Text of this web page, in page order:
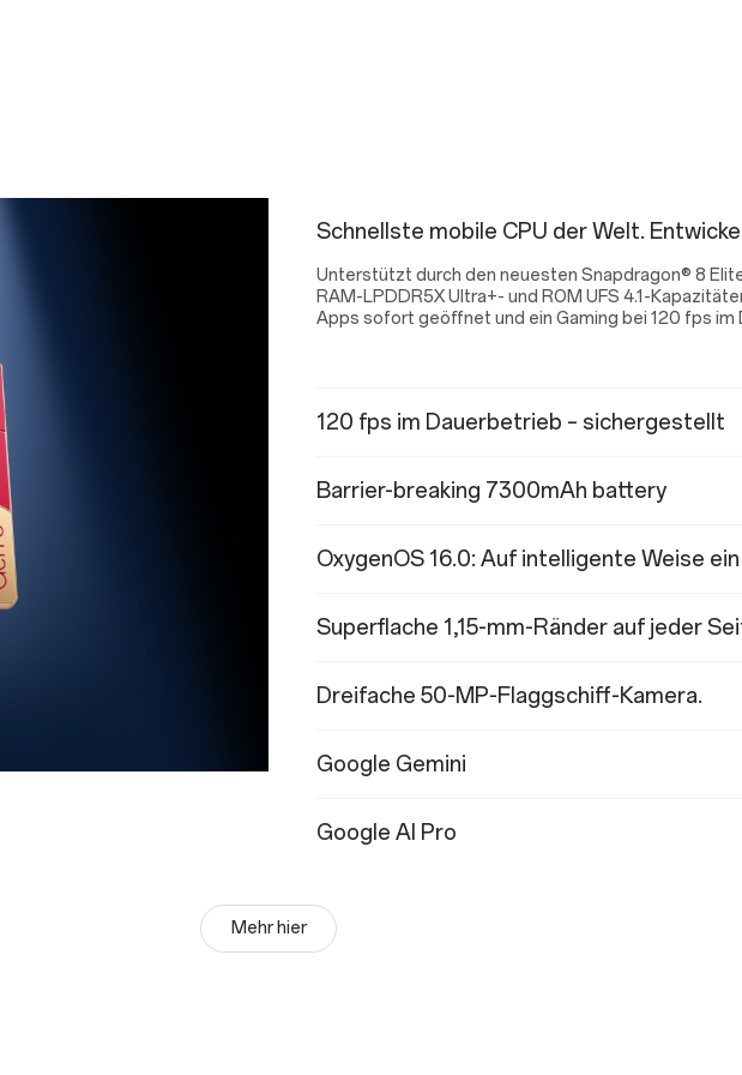
Schnellste mobile CPU der Welt.
Unterstützt durch den neuesten Snapdragon® 8
RAM-LPDDR5X Ultra+- und ROM UFS 4.1-
Apps sofort geöffnet und ein Gaming bei 120 fps
120 fps im Dauerbetrieb – sichergestellt
Barrier-breaking 7300mAh battery
OxygenOS 16.0: Auf intelligente Weise
Superflache 1,15-mm-Ränder auf jeder
Dreifache 50-MP-Flaggschiff-Kamera.
Google Gemini
Google AI Pro
Mehr hier